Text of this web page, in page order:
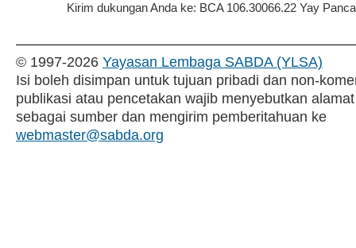
Kirim dukungan Anda ke: BCA 106.30066.22 Yay
© 1997-2026 Yayasan Lembaga SABDA (YLSA)
Isi boleh disimpan untuk tujuan pribadi dan non-
publikasi atau pencetakan wajib menyebutkan
sebagai sumber dan mengirim pemberitahuan ke
webmaster@sabda.org